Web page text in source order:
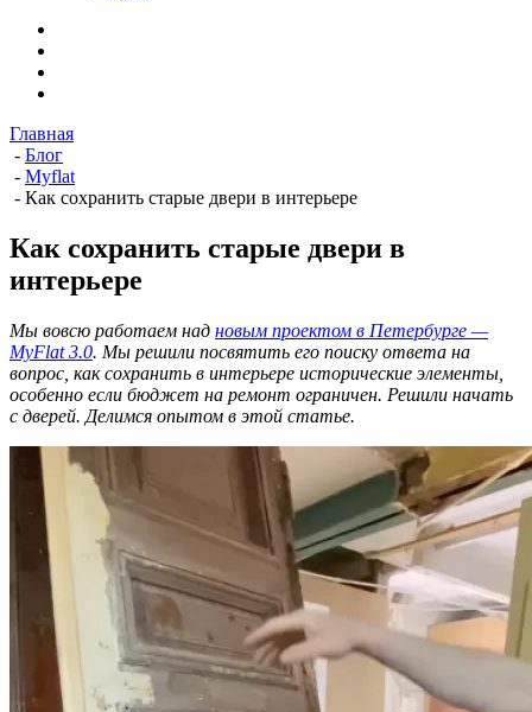
Главная
- Блог
- Myflat
- Как сохранить старые двери в интерьере
Как сохранить старые двери в
интерьере
Мы вовсю работаем над новым проектом в Петербурге —
MyFlat 3.0. Мы решили посвятить его поиску ответа на
вопрос, как сохранить в интерьере исторические элементы,
особенно если бюджет на ремонт ограничен. Решили начать
с дверей. Делимся опытом в этой статье.